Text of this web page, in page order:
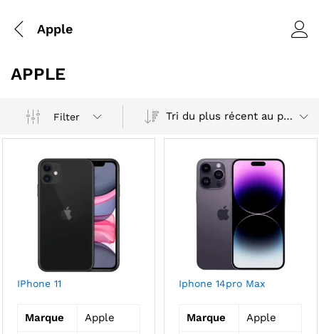
Apple
APPLE
Filter Tri du plus récent au plus ancien
IPhone 11
Marque Apple
Iphone 14pro Max
Marque Apple